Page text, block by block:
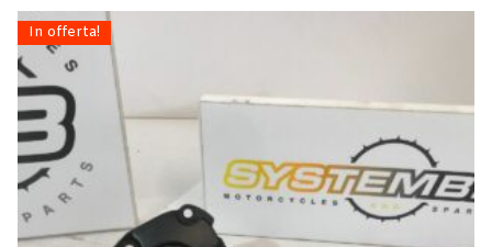
In offerta!